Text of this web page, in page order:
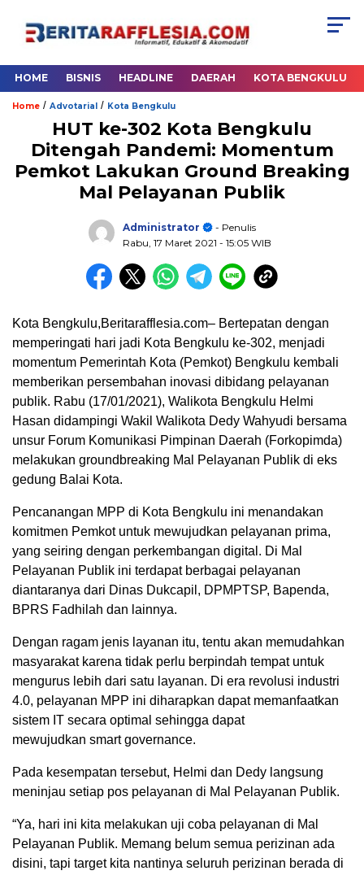
HOME BISNIS HEADLINE DAERAH KOTA BENGKULU
Home / Advotarial / Kota Bengkulu
HUT ke-302 Kota Bengkulu
Ditengah Pandemi: Momentum
Pemkot Lakukan Ground Breaking
Mal Pelayanan Publik
Administrator
- Penulis
Rabu, 17 Maret 2021 - 15:05 WIB
Kota Bengkulu,Beritarafflesia.com– Bertepatan dengan
memperingati hari jadi Kota Bengkulu ke-302, menjadi
momentum Pemerintah Kota (Pemkot) Bengkulu kembali
memberikan persembahan inovasi dibidang pelayanan
publik. Rabu (17/01/2021), Walikota Bengkulu Helmi
Hasan didampingi Wakil Walikota Dedy Wahyudi bersama
unsur Forum Komunikasi Pimpinan Daerah (Forkopimda)
melakukan groundbreaking Mal Pelayanan Publik di eks
gedung Balai Kota.
Pencanangan MPP di Kota Bengkulu ini menandakan
komitmen Pemkot untuk mewujudkan pelayanan prima,
yang seiring dengan perkembangan digital. Di Mal
Pelayanan Publik ini terdapat berbagai pelayanan
diantaranya dari Dinas Dukcapil, DPMPTSP, Bapenda,
BPRS Fadhilah dan lainnya.
Dengan ragam jenis layanan itu, tentu akan memudahkan
masyarakat karena tidak perlu berpindah tempat untuk
mengurus lebih dari satu layanan. Di era revolusi industri
4.0, pelayanan MPP ini diharapkan dapat memanfaatkan
sistem IT secara optimal sehingga dapat
mewujudkan smart governance.
Pada kesempatan tersebut, Helmi dan Dedy langsung
meninjau setiap pos pelayanan di Mal Pelayanan Publik.
“Ya, hari ini kita melakukan uji coba pelayanan di Mal
Pelayanan Publik. Memang belum semua perizinan ada
disini, tapi target kita nantinya seluruh perizinan berada di